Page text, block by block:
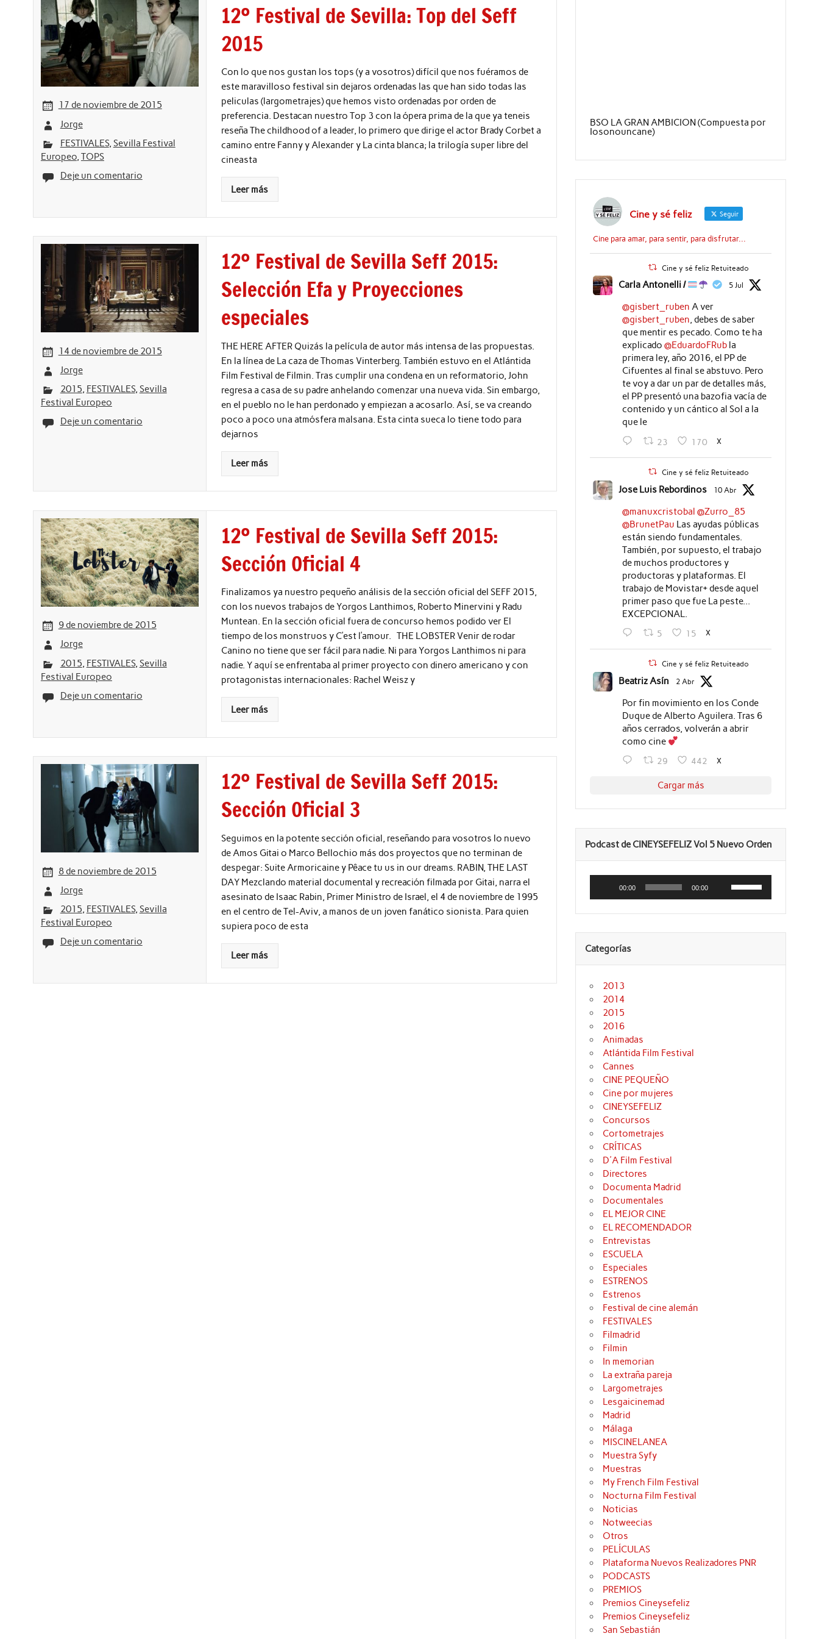
17 de noviembre de 2015
Jorge
FESTIVALES, Sevilla Festival
Europeo, TOPS
Deje un comentario
12º Festival de Sevilla: Top del Seff
2015
Con lo que nos gustan los tops (y a vosotros) difícil que nos fuéramos de
este maravilloso festival sin dejaros ordenadas las que han sido todas las
peliculas (largometrajes) que hemos visto ordenadas por orden de
preferencia. Destacan nuestro Top 3 con la ópera prima de la que ya teneis
reseña The childhood of a leader, lo primero que dirige el actor Brady Corbet a
camino entre Fanny y Alexander y La cinta blanca; la trilogía super libre del
cineasta
Leer más
14 de noviembre de 2015
Jorge
2015, FESTIVALES, Sevilla
Festival Europeo
Deje un comentario
12º Festival de Sevilla Seff 2015:
Selección Efa y Proyecciones
especiales
THE HERE AFTER Quizás la película de autor más intensa de las propuestas.
En la línea de La caza de Thomas Vinterberg. También estuvo en el Atlántida
Film Festival de Filmin. Tras cumplir una condena en un reformatorio, John
regresa a casa de su padre anhelando comenzar una nueva vida. Sin embargo,
en el pueblo no le han perdonado y empiezan a acosarlo. Así, se va creando
poco a poco una atmósfera malsana. Esta cinta sueca lo tiene todo para
dejarnos
Leer más
9 de noviembre de 2015
Jorge
2015 FESTIVALES, Sevilla
Festival Europeo
Deje un comentario
12º Festival de Sevilla Seff 2015:
Sección Oficial 4
Finalizamos ya nuestro pequeño análisis de la sección oficial del SEFF 2015,
con los nuevos trabajos de Yorgos Lanthimos, Roberto Minervini y Radu
Muntean. En la sección oficial fuera de concurso hemos podido ver El
tiempo de los monstruos y C’est l’amour. THE LOBSTER Venir de rodar
Canino no tiene que ser fácil para nadie. Ni para Yorgos Lanthimos ni para
nadie. Y aquí se enfrentaba al primer proyecto con dinero americano y con
protagonistas internacionales: Rachel Weisz y
Leer más
8 de noviembre de 2015
Jorge
2015, FESTIVALES, Sevilla
Festival Europeo
Deje un comentario
12º Festival de Sevilla Seff 2015:
Sección Oficial 3
Seguimos en la potente sección oficial, reseñando para vosotros lo nuevo
de Amos Gitai o Marco Bellochio más dos proyectos que no terminan de
despegar: Suite Armoricaine y Pêace tu us in our dreams. RABIN, THE LAST
DAY Mezclando material documental y recreación filmada por Gitai, narra el
asesinato de Isaac Rabin, Primer Ministro de Israel, el 4 de noviembre de 1995
en el centro de Tel-Aviv, a manos de un joven fanático sionista. Para quien
supiera poco de esta
Leer más
BSO LA GRAN AMBICION (Compuesta por
Iosonouncane)
Cine y sé feliz Seguir
Cine para amar, para sentir, para disfrutar...
Cine y sé feliz Retuiteado
Carla Antonelli / 5 Jul
@gisbert_ruben A ver
@gisbert_ruben, debes de saber
que mentir es pecado. Como te ha
explicado @EduardoFRubla
primera ley, año 2016, el PP de
Cifuentes al final se abstuvo. Pero
te voy a dar un par de detalles más,
el PP presentó una bazofia vacía de
contenido y un cántico al Sol a la
que le
23 170 X
Cine y sé feliz Retuiteado
Jose Luis Rebordinos 10 Abr
@manuxcristobal @Zurro_85
@BrunetPau Las ayudas públicas
están siendo fundamentales.
También, por supuesto, el trabajo
de muchos productores y
productoras y plataformas. El
trabajo de Movistar+ desde aquel
primer paso que fue La peste...
EXCEPCIONAL.
5 15 X
Cine y sé feliz Retuiteado
Beatriz Asín 2 Abr
Por fin movimiento en los Conde
Duque de Alberto Aguilera. Tras 6
años cerrados, volverán a abrir
como cine
29 442 X
Cargar más
Podcast de CINEYSEFELIZ Vol 5 Nuevo Orden
Reproductor
audio
00:00 00:00
las
teclas
flecha
para
Categorías
2013
2014
2015
2016
Animadas
Atlántida Film Festival
Cannes
CINE PEQUEÑO
Cine por mujeres
CINEYSEFELIZ
Concursos
Cortometrajes
CRÍTICAS
D'A Film Festival
Directores
Documenta Madrid
Documentales
EL MEJOR CINE
EL RECOMENDADOR
Entrevistas
ESCUELA
Especiales
ESTRENOS
Estrenos
Festival de cine alemán
FESTIVALES
Filmadrid
Filmin
In memorian
La extraña pareja
Largometrajes
Lesgaicinemad
Madrid
Málaga
MISCINELANEA
Muestra Syfy
Muestras
My French Film Festival
Nocturna Film Festival
Noticias
Notweecias
Otros
PELÍCULAS
Plataforma Nuevos Realizadores PNR
PODCASTS
PREMIOS
Premios Cineysefeliz
Premios Cineysefeliz
San Sebastián